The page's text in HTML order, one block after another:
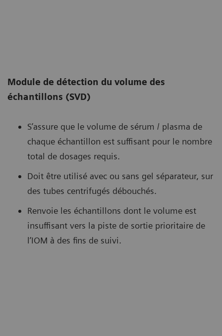
Module de détection du volume des
échantillons (SVD)
S’assure que le volume de sérum / plasma de
chaque échantillon est suffisant pour le nombre
total de dosages requis.
Doit être utilisé avec ou sans gel séparateur, sur
des tubes centrifugés débouchés.
Renvoie les échantillons dont le volume est
insuffisant vers la piste de sortie prioritaire de
l’IOM à des fins de suivi.